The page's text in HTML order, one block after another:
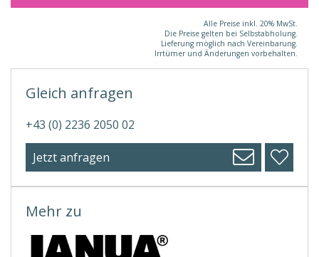
Alle Preise inkl. 20% MwSt.
Die Preise gelten bei Selbstabholung.
Lieferung möglich nach Vereinbarung.
Irrtümer und Änderungen vorbehalten.
Mehr zu
Gleich anfragen
+43 (0) 2236 2050 02
Jetzt anfragen